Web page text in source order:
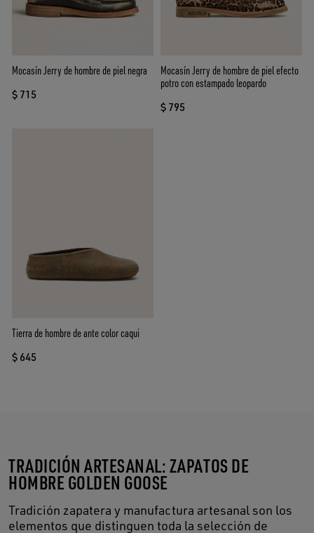
Mocasín Jerry de hombre de piel negra
$ 715
Mocasín Jerry de hombre de piel efecto
potro con estampado leopardo
$ 795
Tierra de hombre de ante color caqui
$ 645
TRADICIÓN ARTESANAL: ZAPATOS DE
HOMBRE GOLDEN GOOSE
Tradición zapatera y manufactura artesanal son los
elementos que distinguen toda la selección de